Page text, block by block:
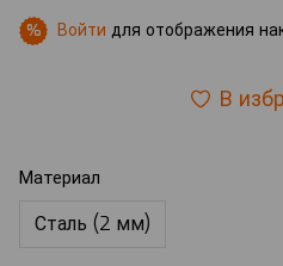
% Войти для отображения
В
Материал
Сталь (2 мм)